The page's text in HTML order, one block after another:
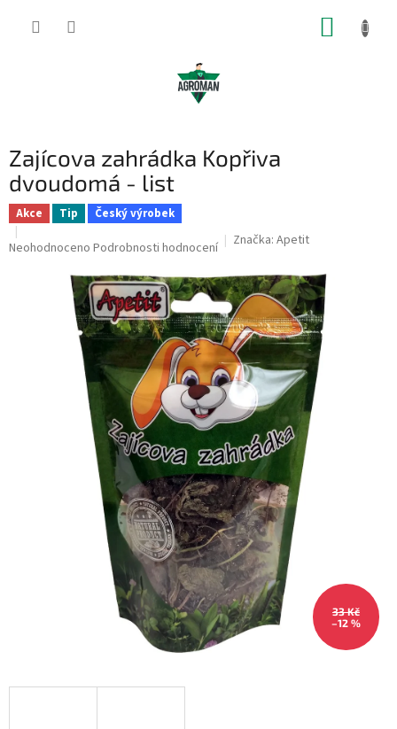
Zajícova zahrádka Kopřiva
dvoudomá - list
Akce Tip Český výrobek
Průměrné
Neohodnoceno Podrobnosti hodnocení Značka: Apetit
33 Kč
–12 %